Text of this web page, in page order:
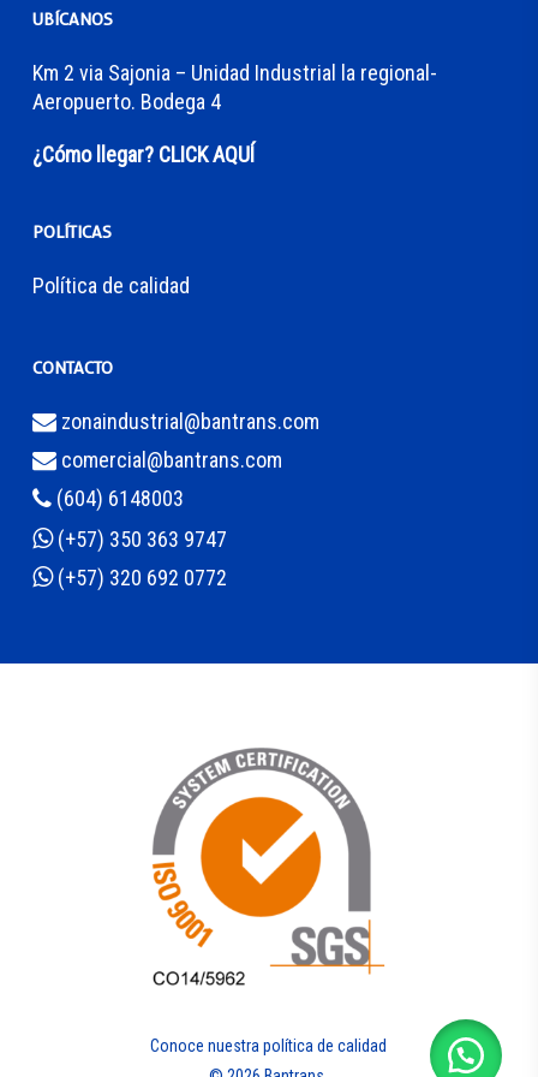
UBÍCANOS
Km 2 via Sajonia – Unidad Industrial la regional-
Aeropuerto. Bodega 4
¿Cómo llegar? CLICK AQUÍ
POLÍTICAS
Política de calidad
CONTACTO
zonaindustrial@bantrans.com
comercial@bantrans.com
(604) 6148003
(+57) 350 363 9747
(+57) 320 692 0772
Conoce nuestra política de calidad